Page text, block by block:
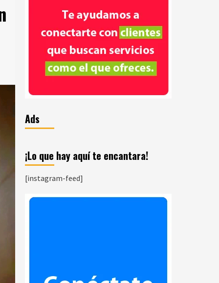
Ads
¡Lo que hay aquí te encantara!
[instagram-feed]